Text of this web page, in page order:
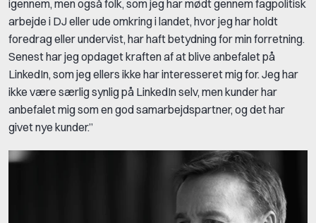
igennem, men også folk, som jeg har mødt gennem fagpolitisk
arbejde i DJ eller ude omkring i landet, hvor jeg har holdt
foredrag eller undervist, har haft betydning for min forretning.
Senest har jeg opdaget kraften af at blive anbefalet på
LinkedIn, som jeg ellers ikke har interesseret mig for. Jeg har
ikke være særlig synlig på LinkedIn selv, men kunder har
anbefalet mig som en god samarbejdspartner, og det har
givet nye kunder.”